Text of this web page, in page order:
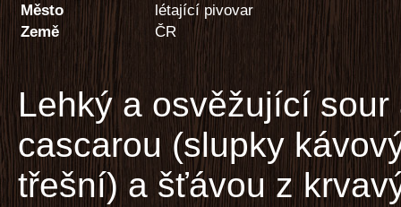
Město
létající pivovar
Země
ČR
Lehký a osvěžující sour
cascarou (slupky
třešní) a šťávou z